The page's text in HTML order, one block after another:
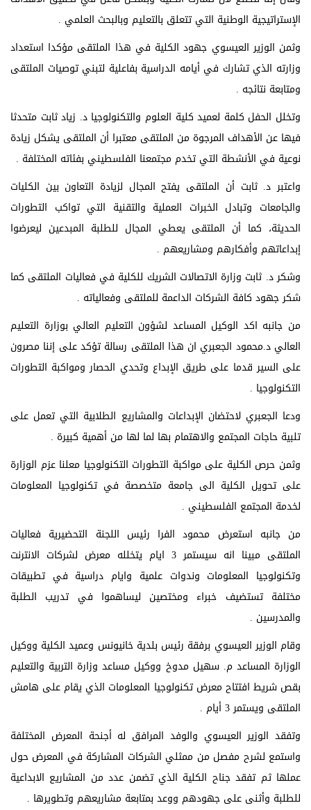
الإستراتيجية الوطنية التي تتعلق بالتعليم وبالبحث العلمي .
وثمن الوزير العيسوي جهود الكلية في هذا الملتقى مؤكدا استعداد
وزارته الذي تشارك في أيامه الدراسية بفاعلية لتبني توصيات الملتقى
ومتابعة نتائجه .
وتخلل الحفل كلمة لعميد كلية العلوم والتكنولوجيا د. زياد ثابت متحدثا
فيها عن الأهداف المرجوة من الملتقى معتبرا أن الملتقى يشكل زيادة
نوعية في الأنشطة التي تخدم مجتمعنا الفلسطيني بفئاته المختلفة .
واعتبر د. ثابت أن الملتقى يفتح المجال لزيادة التعاون بين الكليات
والجامعات وتبادل الخبرات العملية والتقنية التي تواكب التطورات
الحديثة، كما أن الملتقى يعطي المجال للطلبة المبدعين ليعرضوا
إبداعاتهم وأفكارهم ومشاريعهم .
وشكر د. ثابت وزارة الاتصالات الشريك للكلية في فعاليات الملتقى كما
شكر جهود كافة الشركات الداعمة للملتقى وفعالياته .
من جانبه اكد الوكيل المساعد لشؤون التعليم العالي بوزارة التعليم
العالي د.محمود الجعبري ان هذا الملتقى رسالة تؤكد على إننا مصرون
على السير قدما على طريق الإبداع وتحدي الحصار ومواكبة التطورات
التكنولوجيا .
ودعا الجعبري لاحتضان الإبداعات والمشاريع الطلابية التي تعمل على
تلبية حاجات المجتمع والاهتمام بها لما لها من أهمية كبيرة .
وثمن حرص الكلية على مواكبة التطورات التكنولوجيا معلنا عزم الوزارة
على تحويل الكلية الى جامعة متخصصة في تكنولوجيا المعلومات
لخدمة المجتمع الفلسطيني .
من جانبه استعرض محمود الفرا رئيس اللجنة التحضيرية فعاليات
الملتقى مبينا انه سيستمر 3 ايام يتخلله معرض لشركات الانترنت
وتكنولوجيا المعلومات وندوات علمية وايام دراسية في تطبيقات
مختلفة تستضيف خبراء ومختصين ليساهموا في تدريب الطلبة
والمدرسين .
وقام الوزير العيسوي برفقة رئيس بلدية خانيونس وعميد الكلية ووكيل
الوزارة المساعد م. سهيل مدوخ ووكيل مساعد وزارة التربية والتعليم
بقص شريط افتتاح معرض تكنولوجيا المعلومات الذي يقام على هامش
الملتقى ويستمر 3 أيام .
وتفقد الوزير العيسوي والوفد المرافق له أجنحة المعرض المختلفة
واستمع لشرح مفصل من ممثلي الشركات المشاركة في المعرض حول
عملها ثم تفقد جناح الكلية الذي تضمن عدد من المشاريع الابداعية
للطلبة وأثنى على جهودهم ووعد بمتابعة مشاريعهم وتطويرها .